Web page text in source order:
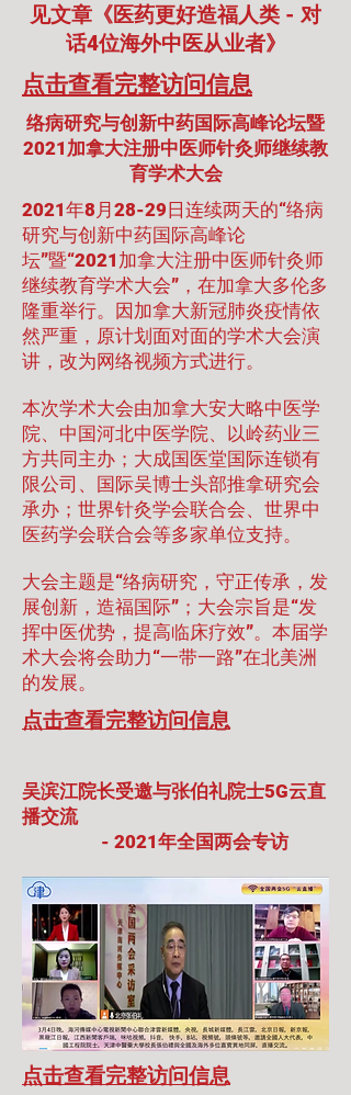
见文章《医药更好造福人类 - 对
话4位海外中医从业者》
​点击查看完整访问信息
络病研究与创新中药国际高峰论坛暨
2021加拿大注册中医师针灸师继续教
育学术大会
2021年8月28-29日连续两天的“络病
研究与创新中药国际高峰论
坛”暨“2021加拿大注册中医师针灸师
继续教育学术大会”，在加拿大多伦多
隆重举行。因加拿大新冠肺炎疫情依
然严重，原计划面对面的学术大会演
讲，改为网络视频方式进行。
本次学术大会由加拿大安大略中医学
院、中国河北中医学院、以岭药业三
方共同主办；大成国医堂国际连锁有
限公司、国际吴博士头部推拿研究会
承办；世界针灸学会联合会、世界中
医药学会联合会等多家单位支持。
大会主题是“络病研究，守正传承，发
展创新，造福国际”；大会宗旨是“发
挥中医优势，提高临床疗效”。本届学
术大会将会助力“一带一路”在北美洲
的发展。
​点击查看完整访问信息
吴滨江院长受邀与张伯礼院士5G云直
播交流
- 2021年全国两会专访
​点击查看完整访问信息